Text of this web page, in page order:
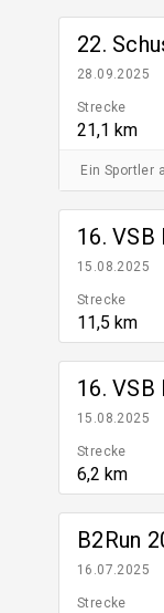
22.
28.09.2025
Strecke
21,1 km
Ein Sportler
16.
15.08.2025
Strecke
11,5 km
16.
15.08.2025
Strecke
6,2 km
B2Run
16.07.2025
Strecke